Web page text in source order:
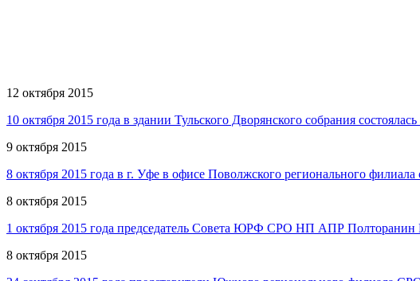
12 октября 2015
10 октября 2015 года в здании Тульского Дворянского собрания
9 октября 2015
8 октября 2015 года в г. Уфе в офисе Поволжского регионального
8 октября 2015
1 октября 2015 года председатель Совета ЮРФ СРО НП АПР Полторанин
8 октября 2015